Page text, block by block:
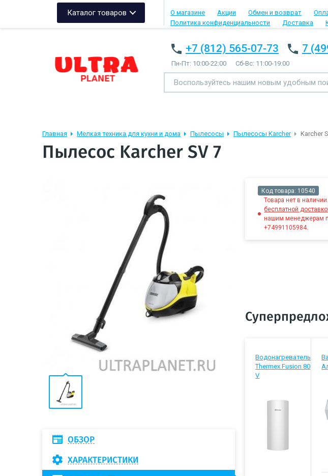
Каталог товаров О магазине Акции Обмен и возврат
Политика конфиденциальности
Доставка
+7 (812) 565-07-73 7
Пн-Пт: 10:00-22:00 Сб-Вс: 11:00-19:00
Главная Мелкая техника для кухни и дома Пылесосы Пылесосы Karcher Karcher
Пылесос Karcher SV 7
ОБЗОР
ХАРАКТЕРИСТИКИ
Код товара: 10540
Товара нет в наличии.
бесплатной
нашим менеджерам
+74991105984.
Водонагреватель
Thermex Fusion 80
V